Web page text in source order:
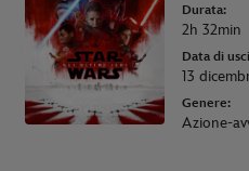
Durata:
2h 32min
Data di
13
Genere:
Azione-